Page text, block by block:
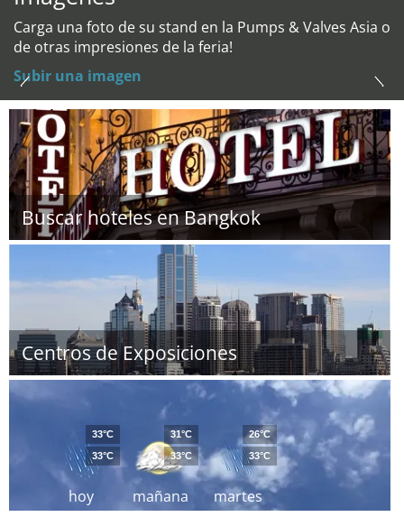
Carga una foto de su stand en la Pumps & Valves Asia o
de otras impresiones de la feria!
Subir una imagen
Buscar hoteles en Bangkok
Centros de Exposiciones
hoy
33°C
33°C
mañana
31°C
33°C
martes
26°C
33°C